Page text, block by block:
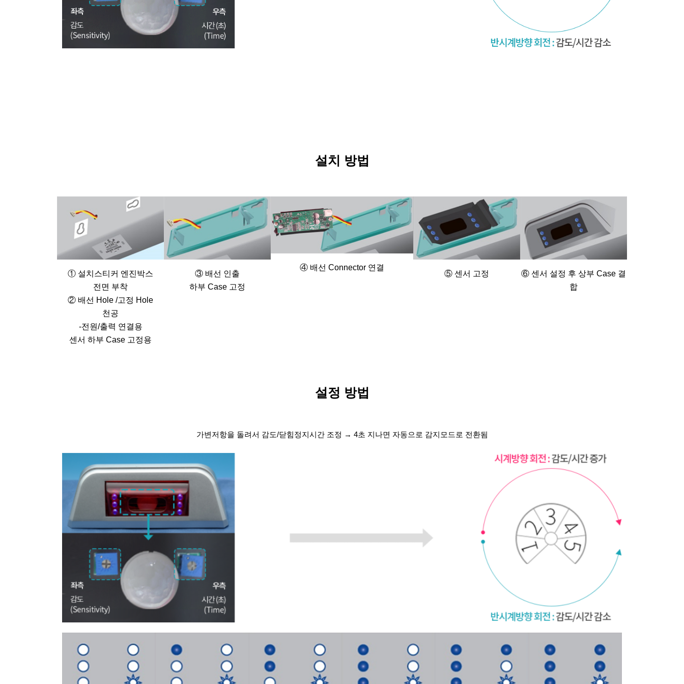
설치 방법
① 설치스티커 엔진박스
전면 부착
② 배선 Hole /고정 Hole
천공
-전원/출력 연결용
센서 하부 Case 고정용
③ 배선 인출
하부 Case 고정
④ 배선 Connector 연결
⑤ 센서 고정
⑥ 센서 설정 후 상부 Case 결
합
설정 방법
가변저항을 돌려서 감도/닫힘정지시간 조정 → 4초 지나면 자동으로 감지모드로 전환됨